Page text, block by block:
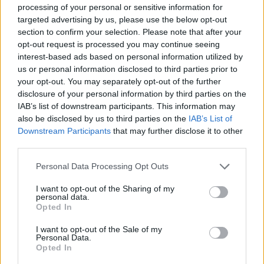
processing of your personal or sensitive information for
targeted advertising by us, please use the below opt-out
section to confirm your selection. Please note that after your
opt-out request is processed you may continue seeing
interest-based ads based on personal information utilized by
us or personal information disclosed to third parties prior to
your opt-out. You may separately opt-out of the further
disclosure of your personal information by third parties on the
IAB’s list of downstream participants. This information may
also be disclosed by us to third parties on the IAB’s List of
Downstream Participants that may further disclose it to other
Please note that this website/app uses one or more Google
not limited to your visit or usage behaviour. You may click to
grant or deny consent to Google and its third-party tags to
use your data for below specified purposes in below Google
consent section.
Personal Data Processing Opt Outs
I want to opt-out of the Sharing of my
personal data.
Opted In
I want to opt-out of the Sale of my
Personal Data.
Opted In
a 2011-es amerikaiThe Soft Bulletinkoncertek közül
itt az atlantai fellépés teljes videója:
ez pedig a londoni Alexandra Palace-ben július 1-jén
adottegyetleneurópai